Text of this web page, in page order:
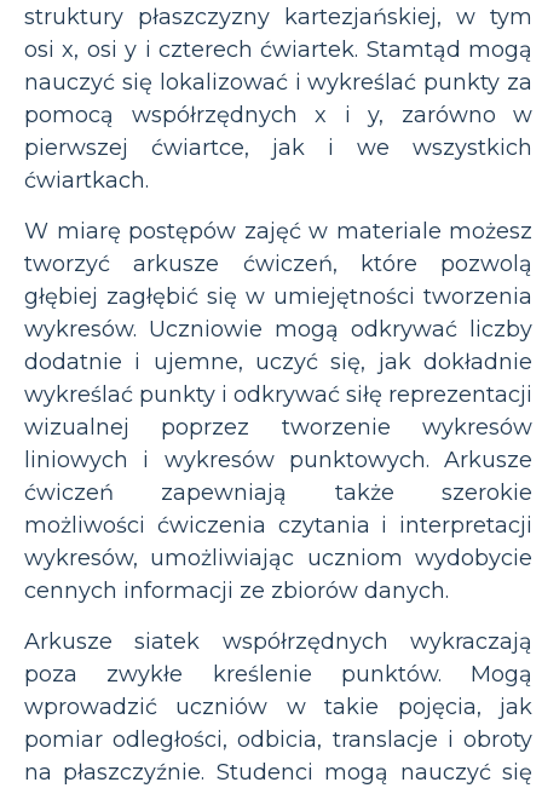
struktury płaszczyzny kartezjańskiej, w tym
osi x, osi y i czterech ćwiartek. Stamtąd mogą
nauczyć się lokalizować i wykreślać punkty za
pomocą współrzędnych x i y, zarówno w
pierwszej ćwiartce, jak i we wszystkich
ćwiartkach.
W miarę postępów zajęć w materiale możesz
tworzyć arkusze ćwiczeń, które pozwolą
głębiej zagłębić się w umiejętności tworzenia
wykresów. Uczniowie mogą odkrywać liczby
dodatnie i ujemne, uczyć się, jak dokładnie
wykreślać punkty i odkrywać siłę reprezentacji
wizualnej poprzez tworzenie wykresów
liniowych i wykresów punktowych. Arkusze
ćwiczeń zapewniają także szerokie
możliwości ćwiczenia czytania i interpretacji
wykresów, umożliwiając uczniom wydobycie
cennych informacji ze zbiorów danych.
Arkusze siatek współrzędnych wykraczają
poza zwykłe kreślenie punktów. Mogą
wprowadzić uczniów w takie pojęcia, jak
pomiar odległości, odbicia, translacje i obroty
na płaszczyźnie. Studenci mogą nauczyć się